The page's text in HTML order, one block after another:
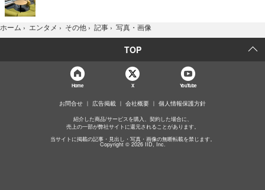
ホーム › エンタメ › その他 › 記事 › 写真・画像
TOP
Home X YouTube
お問合せ 広告掲載 会社概要 個人情報保護方針
紹介した商品/サービスを購入、契約した場合に、
売上の一部が弊社サイトに還元されることがあります。
当サイトに掲載の記事・見出し・写真・画像の無断転載を禁じます。
Copyright © 2026 IID, Inc.